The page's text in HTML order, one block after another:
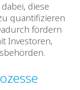
diese
quantifizieren
fördern
Investoren,